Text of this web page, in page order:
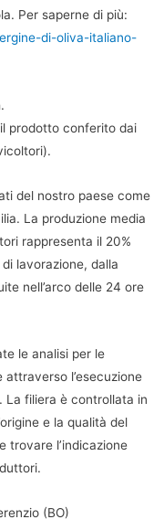
Per saperne di più:
di-oliva-italiano-
.
prodotto conferito dai
del nostro paese come
La produzione media
rappresenta il 20%
lavorazione, dalla
nell’arco delle 24 ore
le analisi per le
l’esecuzione
filiera è controllata in
e la qualità del
trovare l’indicazione
(BO)